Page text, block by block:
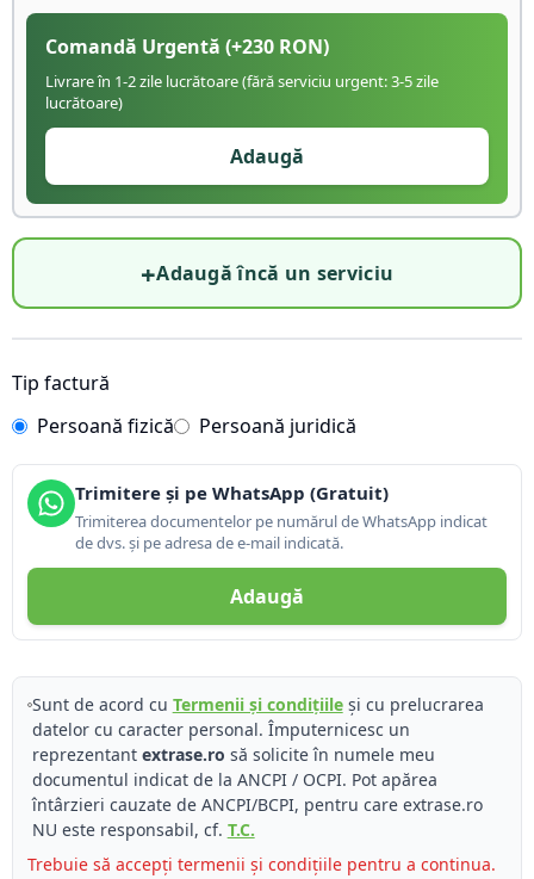
Comandă Urgentă (+230 RON)
Livrare în 1-2 zile lucrătoare (fără serviciu urgent: 3-5 zile
lucrătoare)
Adaugă
+Adaugă încă un serviciu
Tip factură
Persoană fizică
Persoană juridică
Trimitere și pe WhatsApp (Gratuit)
Trimiterea documentelor pe numărul de WhatsApp indicat
de dvs. și pe adresa de e-mail indicată.
Adaugă
Sunt de acord cu Termenii și condițiileși cu prelucrarea
datelor cu caracter personal. Împuternicesc un
reprezentant extrase.ro să solicite în numele meu
documentul indicat de la ANCPI / OCPI. Pot apărea
întârzieri cauzate de ANCPI/BCPI, pentru care extrase.ro
NU este responsabil, cf. T.C.
Trebuie să accepți termenii și condițiile pentru a continua.